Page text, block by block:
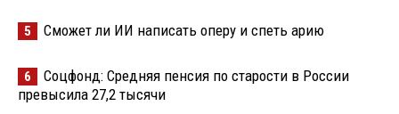
5 Сможет ли ИИ написать оперу и спеть арию
6
Соцфонд: Средняя пенсия по старости в России
превысила 27,2 тысячи